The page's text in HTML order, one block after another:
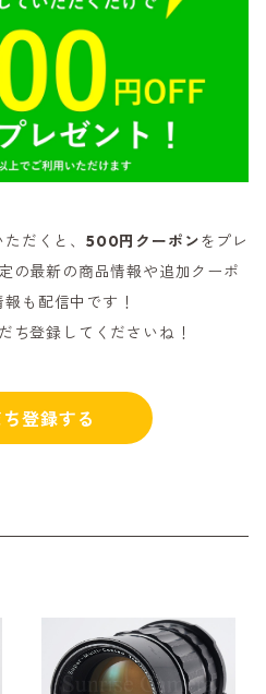
ただくと、500円クーポンをプレ
の最新の商品情報や追加クーポ
も配信中です！
ち登録してくださいね！
登録する